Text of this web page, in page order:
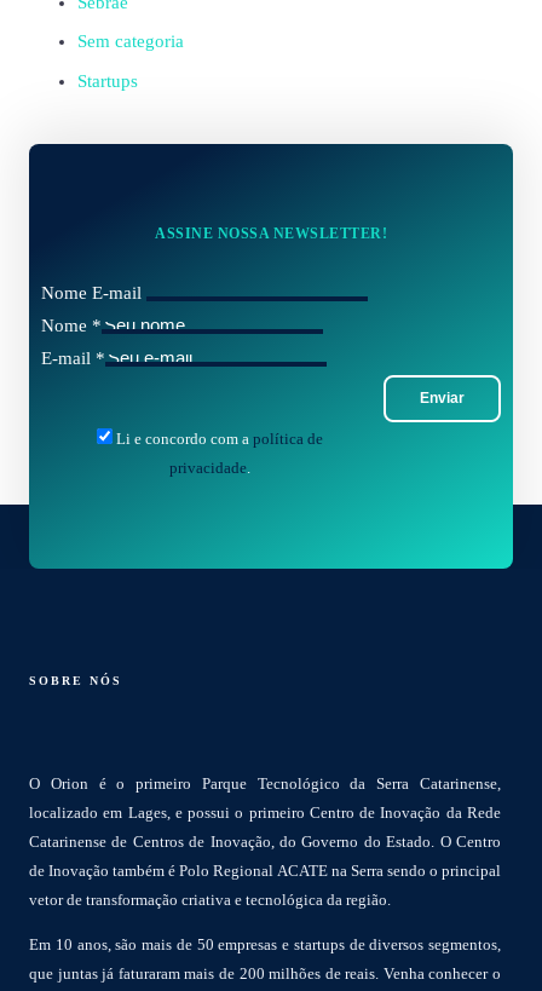
Sem categoria
Startups
ASSINE NOSSA NEWSLETTER!
Nome E-mail
Nome *
E-mail *
Enviar
Li e concordo com a política de
privacidade.
SOBRE NÓS
O Orion é o primeiro Parque Tecnológico da Serra Catarinense,
localizado em Lages, e possui o primeiro Centro de Inovação da Rede
Catarinense de Centros de Inovação, do Governo do Estado. O Centro
de Inovação também é Polo Regional ACATE na Serra sendo o principal
vetor de transformação criativa e tecnológica da região.
Em 10 anos, são mais de 50 empresas e startups de diversos segmentos,
que juntas já faturaram mais de 200 milhões de reais. Venha conhecer o